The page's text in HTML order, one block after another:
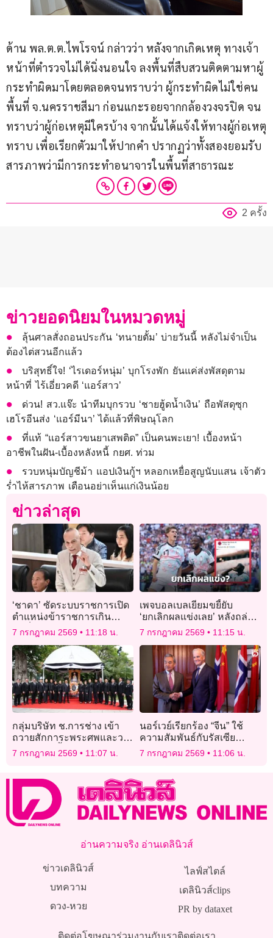
ด้าน พล.ต.ต.ไพโรจน์ กล่าวว่า หลังจากเกิดเหตุ ทางเจ้า
หน้าที่ตำรวจไม่ได้นิ่งนอนใจ ลงพื้นที่สืบสวนติดตามหาผู้
กระทำผิดมาโดยตลอดจนทราบว่า ผู้กระทำผิดไม่ใช่คน
พื้นที่ จ.นครราชสีมา ก่อนแกะรอยจากกล้องวงจรปิด จน
ทราบว่าผู้ก่อเหตุมีใครบ้าง จากนั้นได้แจ้งให้ทางผู้ก่อเหตุ
ทราบ เพื่อเรียกตัวมาให้ปากคำ ปรากฏว่าทั้งสองยอมรับ
สารภาพว่ามีการกระทำอนาจารในพื้นที่สาธารณะ
2 ครั้ง
ข่าวยอดนิยมในหมวดหมู่
ลุ้นศาลสั่งถอนประกัน ‘ทนายตั้ม’ บ่ายวันนี้ หลังไม่จำเป็น
ต้องไต่สวนอีกแล้ว
บริสุทธิ์ใจ! ‘ไรเดอร์หนุ่ม’ บุกโรงพัก ยันแค่ส่งพัสดุตาม
หน้าที่ ไร้เอี่ยวคดี ‘แอร์สาว’
ด่วน! สว.แจ๊ะ นำทีมบุกรวบ ‘ชายฮู้ดน้ำเงิน’ ถือพัสดุซุก
เฮโรอีนส่ง ‘แอร์มีนา’ ได้แล้วที่พิษณุโลก
ที่แท้ “แอร์สาวขนยาเสพติด” เป็นคนพะเยา! เบื้องหน้า
อาชีพในฝัน-เบื้องหลังหนี้ กยศ. ท่วม
รวบหนุ่มบัญชีม้า แอปเงินกู้ฯ หลอกเหยื่อสูญนับแสน เจ้าตัว
ร่ำไห้สารภาพ เตือนอย่าเห็นแก่เงินน้อย
ข่าวล่าสุด
‘ชาดา’ ซัดระบบราชการเปิด
ตำแหน่งข้าราชการเกิน
จำเป็น ทำงบฯ กำลังคนพุ่ง
กว้าล้านล้าน จี้ทบทวน
7 กรกฎาคม 2569 11:18 น.
เพจบอลเบลเยียมขยี้ยับ
‘ยกเลิกผลแข่งเลย’ หลังถล่ม
‘สหรัฐฯ’
7 กรกฎาคม 2569 11:15 น.
กลุ่มบริษัท ช.การช่าง เข้า
ถวายสักการะพระศพและวาง
พวงมาลาเบื้องหน้าพระรูป
สมเด็จพระเจ้าลูกเธอ เจ้าฟ้า
7 กรกฎาคม 2569 11:07 น.
นอร์เวย์เรียกร้อง “จีน” ใช้
ความสัมพันธ์กับรัสเซีย
เจรจายุติสงครามยูเครน
7 กรกฎาคม 2569 11:06 น.
อ่านความจริง อ่านเดลินิวส์
ข่าวเดลินิวส์
บทความ
ดวง-หวย
ไลฟ์สไตล์
เดลินิวส์clips
PR by dataxet